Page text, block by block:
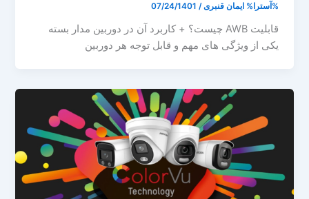
%آسترا% ایمان قنبری/
07/24/1401
قابلیت AWB چیست؟ + کاربرد آن در دوربین مدار بسته
یکی از ویژگی های مهم و قابل توجه هر دوربین